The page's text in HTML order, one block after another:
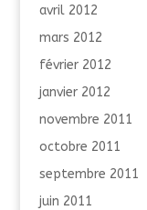
avril 2012
mars 2012
février 2012
janvier 2012
novembre 2011
octobre 2011
septembre 2011
juin 2011